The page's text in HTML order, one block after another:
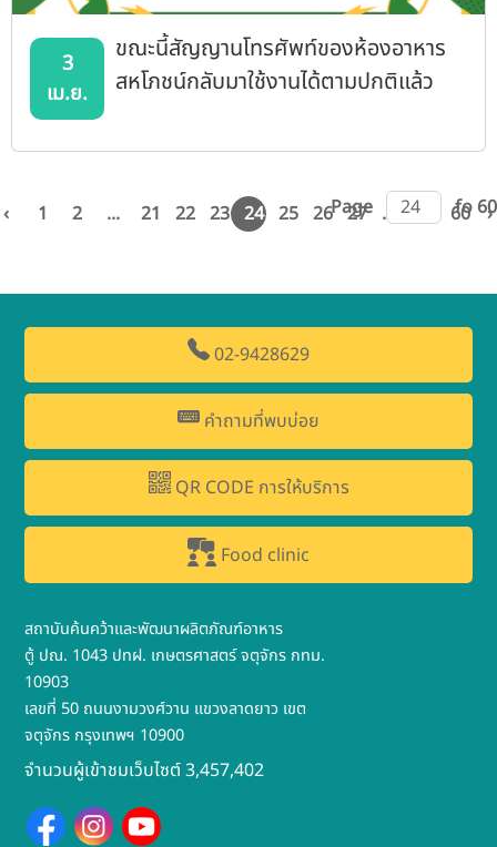
3
เม.ย.
ขณะนี้สัญญานโทรศัพท์ของห้องอาหาร
สหโภชน์กลับมาใช้งานได้ตามปกติแล้ว
‹ 1 2 ... 21 22 23 24 25 26 27 ... 59 60 ›
Page fo 60
02-9428629
คำถามที่พบบ่อย
QR CODE การให้บริการ
Food clinic
สถาบันค้นคว้าและพัฒนาผลิตภัณฑ์อาหาร
ตู้ ปณ. 1043 ปทฝ. เกษตรศาสตร์ จตุจักร กทม.
10903
เลขที่ 50 ถนนงามวงศ์วาน แขวงลาดยาว เขต
จตุจักร กรุงเทพฯ 10900
จำนวนผู้เข้าชมเว็บไซต์ 3,457,402